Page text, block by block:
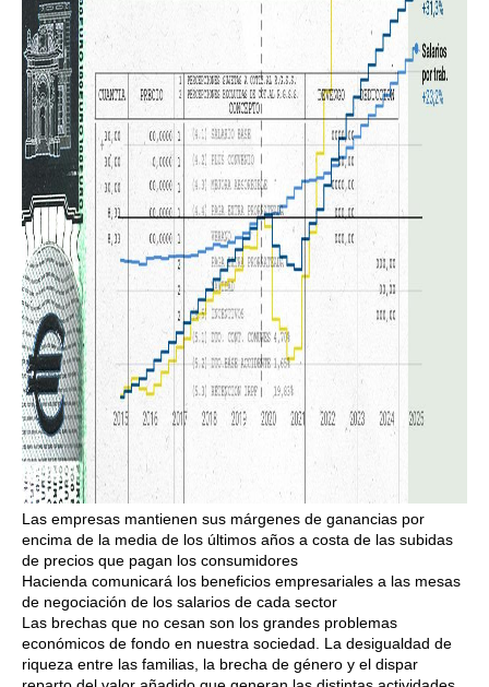
Las empresas mantienen sus márgenes de ganancias por
encima de la media de los últimos años a costa de las subidas
de precios que pagan los consumidores
Hacienda comunicará los beneficios empresariales a las mesas
de negociación de los salarios de cada sector
Las brechas que no cesan son los grandes problemas
económicos de fondo en nuestra sociedad. La desigualdad de
riqueza entre las familias, la brecha de género y el dispar